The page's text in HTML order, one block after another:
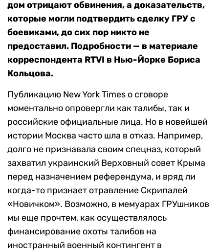
дом отрицают обвинения, а доказательств,
которые могли подтвердить сделку ГРУ с
боевиками, до сих пор никто не
предоставил. Подробности — в материале
корреспондента RTVI в Нью-Йорке Бориса
Кольцова.
Публикацию New York Times о сговоре
моментально опровергли как талибы, так и
российские официальные лица. Но в новейшей
истории Москва часто шла в отказ. Например,
долго не признавала своим спецназ, который
захватил украинский Верховный совет Крыма
перед назначением референдума, и вряд ли
когда-то признает отравление Скрипалей
«Новичком». Возможно, в мемуарах ГРУшников
мы еще прочтем, как осуществлялось
финансирование охоты талибов на
иностранный военный контингент в